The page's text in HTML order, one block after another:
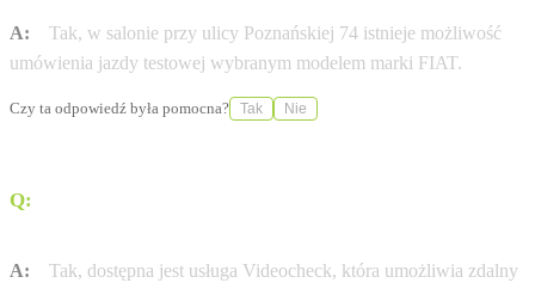
A:
Tak, w salonie przy ulicy Poznańskiej 74 istnieje możliwość
umówienia jazdy testowej wybranym modelem marki FIAT.
Czy ta odpowiedź była pomocna? Tak Nie
Q:
A:
Tak, dostępna jest usługa Videocheck, która umożliwia zdalny